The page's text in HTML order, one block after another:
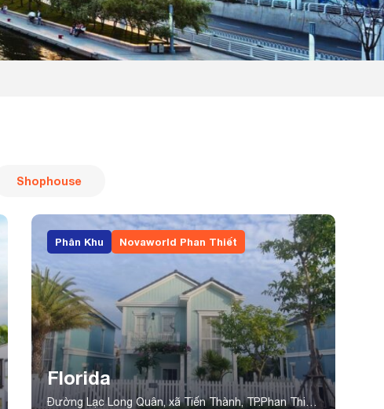
Shophouse
Phân Khu Novaworld Phan Thiết
Florida
Đường Lạc Long Quân, xã Tiến Thành, TP.Phan Thiết,